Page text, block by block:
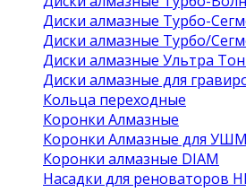
Диски алмазные Турбо-
Диски алмазные Турбо/
Диски алмазные Ультра
Диски алмазные для
Кольца переходные
Коронки Алмазные
Коронки Алмазные для УШМ
Коронки алмазные DIAM
Насадки для реноваторов